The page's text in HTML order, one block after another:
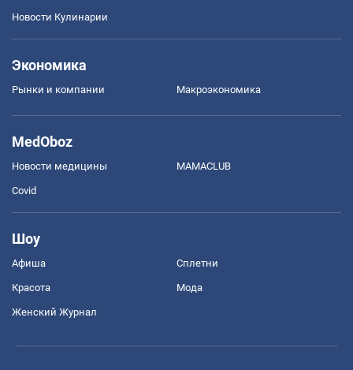
Новости Кулинарии
Экономика
Рынки и компании Mакроэкономика
MedOboz
Новости медицины MAMACLUB
Covid
Шоу
Афиша Сплетни
Красота Мода
Женский Журнал